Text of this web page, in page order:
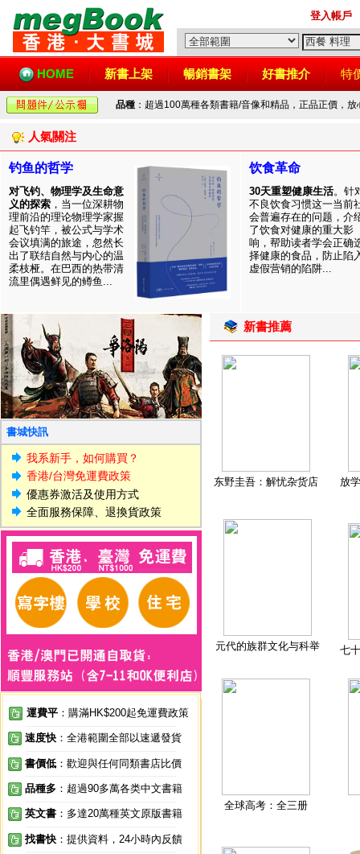
登入帳戶
HOME 新書上架 暢銷書架 好書推介 特
品種 ：超過100萬種各類書籍/音像和精品，正品正價，
人氣關注
钓鱼的哲学
对飞钓、物理学及生命意
义的探索 ，当一位深耕物
理前沿的理论物理学家握
起飞钓竿，被公式与学术
会议填满的旅途，忽然长
出了联结自然与内心的温
柔枝桠。在巴西的热带清
流里偶遇鲜见的鳟鱼...
饮食革命
30天重塑健康生活。针
不良饮食习惯这一当前
会普遍存在的问题，介
了饮食对健康的重大影
响，帮助读者学会正确
择健康的食品，防止陷
虚假营销的陷阱...
書城快訊
我系新手，如何購買？
香港/台灣免運費政策
優惠券激活及使用方式
全面服務保障、退換貨政策
運費平 ：購滿HK$200起免運費政策
速度快 ：全港範圍全部以速遞發貨
書價低 ：歡迎與任何同類書店比價
品種多 ：超過90多萬各类中文書籍
英文書 ：多達20萬種英文原版書籍
找書快 ：提供資料，24小時內反饋
新書推薦
东野圭吾：解忧杂货店 放
元代的族群文化与科举 七
全球高考：全三册